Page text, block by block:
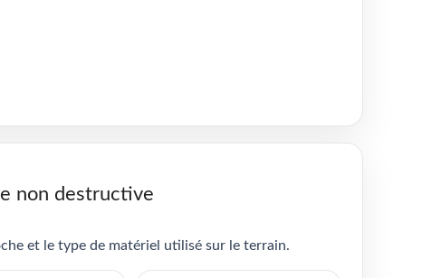
non destructive
et le type de matériel utilisé sur le terrain.